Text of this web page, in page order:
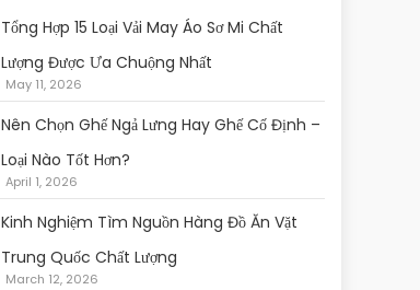
Tổng Hợp 15 Loại Vải May Áo Sơ Mi Chất
Lượng Được Ưa Chuộng Nhất
May 11, 2026
Nên Chọn Ghế Ngả Lưng Hay Ghế Cố Định –
Loại Nào Tốt Hơn?
April 1, 2026
Kinh Nghiệm Tìm Nguồn Hàng Đồ Ăn Vặt
Trung Quốc Chất Lượng
March 12, 2026